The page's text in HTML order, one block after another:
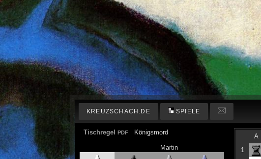
KREUZSCHACH.DE SPIELE
Tischregel PDF Königsmord
Martin
A
1